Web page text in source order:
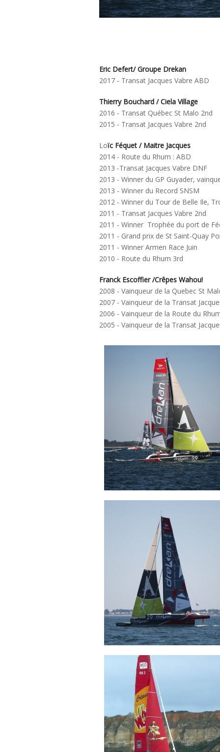
Eric Defert/ Groupe Drekan
2017 - Transat Jacques Vabre ABD
Thierry Bouchard / Ciela Village
2016 - Transat Québec St Malo 2nd
2015 - Transat Jacques Vabre 2nd
Loïc Féquet / Maitre Jacques
2014 - Route du Rhum : ABD
2013 -Transat Jacques Vabre DNF
2013 - Winner du GP Guyader,
2013 - Winner du Record SNSM
2012 - Winner du Tour de Belle Ile,
2011 - Transat Jacques Vabre 2nd
2011 - Winner Trophée du port de
2011 - Grand prix de St Saint-Quay
2011 - Winner Armen Race Juin
2010 - Route du Rhum 3rd
Franck Escoffier /Crêpes Wahou!
2008 - Vainqueur de la Quebec St
2007 - Vainqueur de la Transat
2006 - Vainqueur de la Route du
2005 - Vainqueur de la Transat